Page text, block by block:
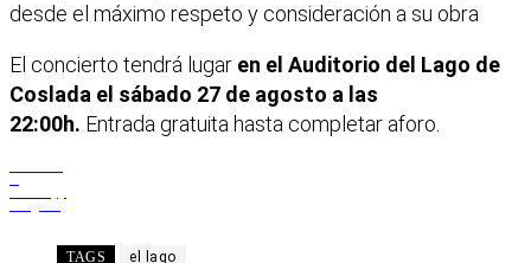
desde el máximo respeto y consideración a su obra
El concierto tendrá lugar en el Auditorio del Lago de
Coslada el sábado 27 de agosto a las
22:00h. Entrada gratuita hasta completar aforo.
TAGS el lago